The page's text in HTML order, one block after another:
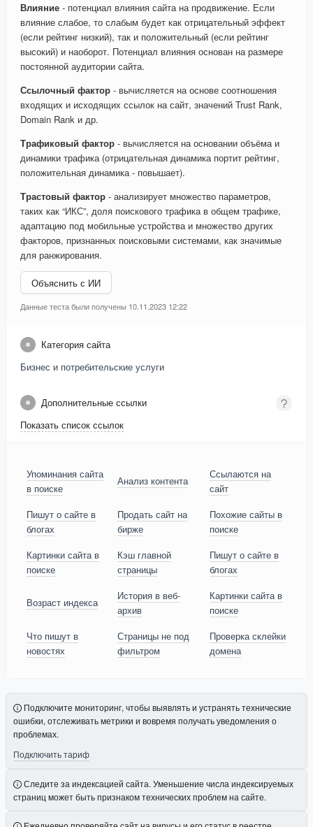
Влияние - потенциал влияния сайта на продвижение. Если
влияние слабое, то слабым будет как отрицательный эффект
(если рейтинг низкий), так и положительный (если рейтинг
высокий) и наоборот. Потенциал влияния основан на размере
постоянной аудитории сайта.
Ссылочный фактор - вычисляется на основе соотношения
входящих и исходящих ссылок на сайт, значений Trust Rank,
Domain Rank и др.
Трафиковый фактор - вычисляется на основании объёма и
динамики трафика (отрицательная динамика портит рейтинг,
положительная динамика - повышает).
Трастовый фактор - анализирует множество параметров,
таких как “ИКС”, доля поискового трафика в общем трафике,
адаптацию под мобильные устройства и множество других
факторов, признанных поисковыми системами, как значимые
для ранжирования.
Объяснить с ИИ
Данные теста были получены 10.11.2023 12:22
Категория сайта
Бизнес и потребительские услуги
Дополнительные ссылки
Показать список ссылок
Упоминания сайта
в поиске
Анализ контента
Ссылаются на
сайт
Пишут о сайте в
блогах
Продать сайт на
бирже
Похожие сайты в
поиске
Картинки сайта в
поиске
Кэш главной
страницы
Пишут о сайте в
блогах
Возраст индекса
История в веб-
архив
Картинки сайта в
поиске
Что пишут в
новостях
Страницы не под
фильтром
Проверка склейки
домена
Подключите мониторинг, чтобы выявлять и устранять технические
ошибки, отслеживать метрики и вовремя получать уведомления о
проблемах.
Подключить тариф
Следите за индексацией сайта. Уменьшение числа индексируемых
страниц может быть признаком технических проблем на сайте.